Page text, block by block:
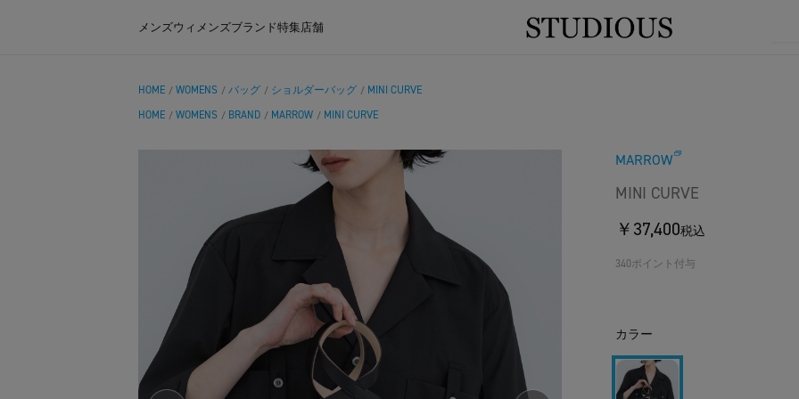
メンズウィメンズブランド特集店舗
HOME / WOMENS / バッグ / ショルダーバッグ / MINI CURVE
HOME / WOMENS / BRAND / MARROW / MINI CURVE
MARROW
MINI CURVE
￥37,400税込
340ポイント付与
カラー